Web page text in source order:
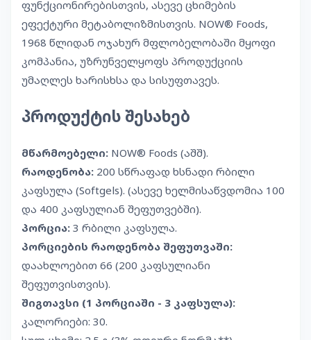
ფუნქციონირებისთვის, ასევე ცხიმების
ეფექტური მეტაბოლიზმისთვის. NOW® Foods,
1968 წლიდან ოჯახურ მფლობელობაში მყოფი
კომპანია, უზრუნველყოფს პროდუქციის
უმაღლეს ხარისხსა და სისუფთავეს.
პროდუქტის შესახებ
მწარმოებელი: NOW® Foods (აშშ).
რაოდენობა: 200 სწრაფად ხსნადი რბილი
კაფსულა (Softgels). (ასევე ხელმისაწვდომია 100
და 400 კაფსულიან შეფუთვებში).
პორცია: 3 რბილი კაფსულა.
პორციების რაოდენობა შეფუთვაში:
დაახლოებით 66 (200 კაფსულიანი
შეფუთვისთვის).
შიგთავსი (1 პორციაში - 3 კაფსულა):
კალორიები: 30.